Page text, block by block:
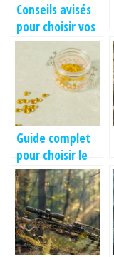
Conseils avisés
pour choisir vos
bancs de
vestiaires
Guide complet
pour choisir le
meilleur bruleur
de graisse